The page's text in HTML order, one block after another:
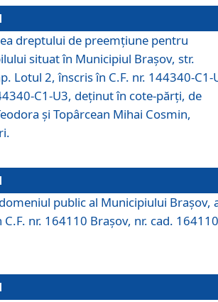
dreptului de preemţiune pentru
situat în Municipiul Braşov, str.
Lotul 2, înscris în C.F. nr. 144340-C1-
C1-U3, deținut în cote-părți, de
și Topârcean Mihai Cosmin,
public al Municipiului Braşov,
nr. 164110 Brașov, nr. cad.